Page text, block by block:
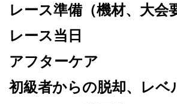
レース準備（機材、大会
レース当日
アフターケア
初級者からの脱却、レベ